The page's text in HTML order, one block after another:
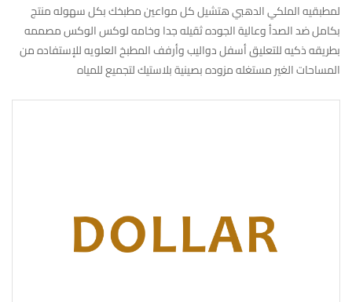
لمطبقيه الملكي الدهبي هتشيل كل مواعين مطبخك بكل سهوله منتج
بكامل ضد الصدأ وعالية الجوده ثقيله جدا وخامه لوكس الوكس مصممه
بطريقه ذكيه للتعليق أسفل دواليب وأرفف المطبخ العلويه للإستفاده من
المساحات الغير مستغله مزوده بصينية بلاستيك لتجميع للمياه